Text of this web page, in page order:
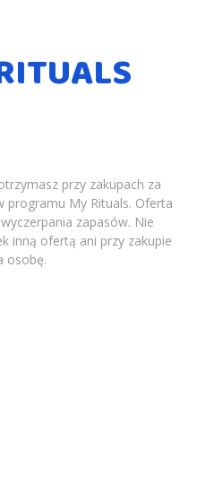
przy zakupach za
programu My Rituals. Oferta
zapasów. Nie
inną ofertą ani przy zakupie
osobę.